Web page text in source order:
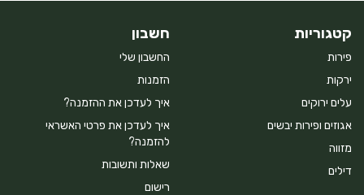
קטגוריות
פירות
ירקות
עלים ירוקים
אגוזים ופירות יבשים
מזווה
דילים
חשבון
החשבון שלי
הזמנות
איך לעדכן את ההזמנה?
איך לעדכן את פרטי האשראי
להזמנה?
שאלות ותשובות
רישום